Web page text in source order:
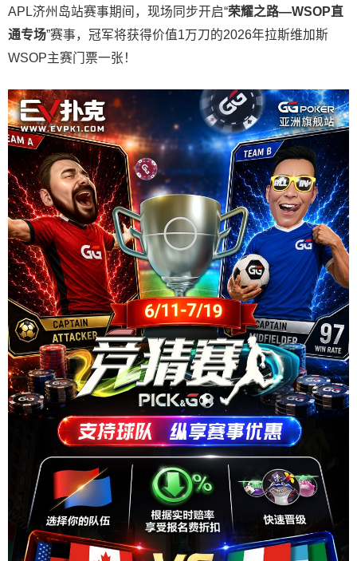
APL济州岛站赛事期间，现场同步开启“荣耀之路—WSOP直
通专场”赛事，冠军将获得价值1万刀的2026年拉斯维加斯
WSOP主赛门票一张！